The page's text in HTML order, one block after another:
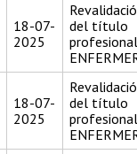
18-07-
2025
del título
18-07-
2025
del título